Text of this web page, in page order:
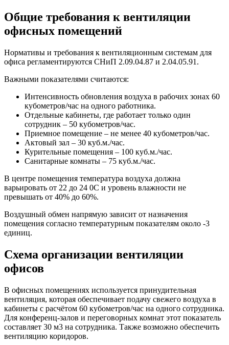
Общие требования к вентиляции
офисных помещений
Нормативы и требования к вентиляционным системам для
офиса регламентируются СНиП 2.09.04.87 и 2.04.05.91.
Важными показателями считаются:
Интенсивность обновления воздуха в рабочих зонах 60
кубометров/час на одного работника.
Отдельные кабинеты, где работает только один
сотрудник – 50 кубометров/час.
Приемное помещение – не менее 40 кубометров/час.
Актовый зал – 30 куб.м./час.
Курительные помещения – 100 куб.м./час.
Санитарные комнаты – 75 куб.м./час.
В центре помещения температура воздуха должна
варьировать от 22 до 24 0C и уровень влажности не
превышать от 40% до 60%.
Воздушный обмен напрямую зависит от назначения
помещения согласно температурным показателям около -3
единиц.
Схема организации вентиляции
офисов
В офисных помещениях используется принудительная
вентиляция, которая обеспечивает подачу свежего воздуха в
кабинеты с расчётом 60 кубометров/час на одного сотрудника.
Для конференц-залов и переговорных комнат этот показатель
составляет 30 м3 на сотрудника. Также возможно обеспечить
вентиляцию коридоров.